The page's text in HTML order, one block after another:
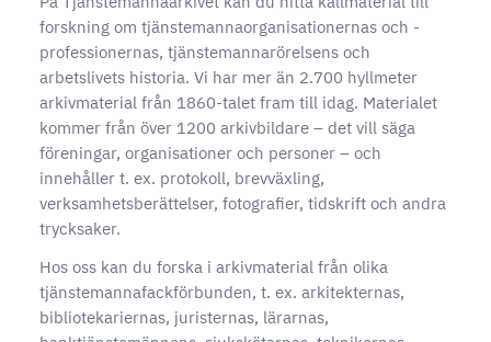
forskning om tjänstemannaorganisationernas och -
professionernas, tjänstemannarörelsens och
arbetslivets historia. Vi har mer än 2.700 hyllmeter
arkivmaterial från 1860-talet fram till idag. Materialet
kommer från över 1200 arkivbildare – det vill säga
föreningar, organisationer och personer – och
innehåller t. ex. protokoll, brevväxling,
verksamhetsberättelser, fotografier, tidskrift och andra
trycksaker.
Hos oss kan du forska i arkivmaterial från olika
tjänstemannafackförbunden, t. ex. arkitekternas,
bibliotekariernas, juristernas, lärarnas,